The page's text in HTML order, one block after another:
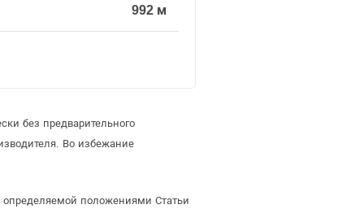
992 м
без предварительного
Во избежание
определяемой положениями Статьи